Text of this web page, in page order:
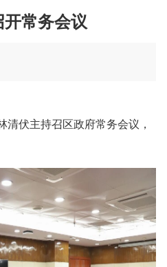
开常务会议
伏主持召区政府常务会议，